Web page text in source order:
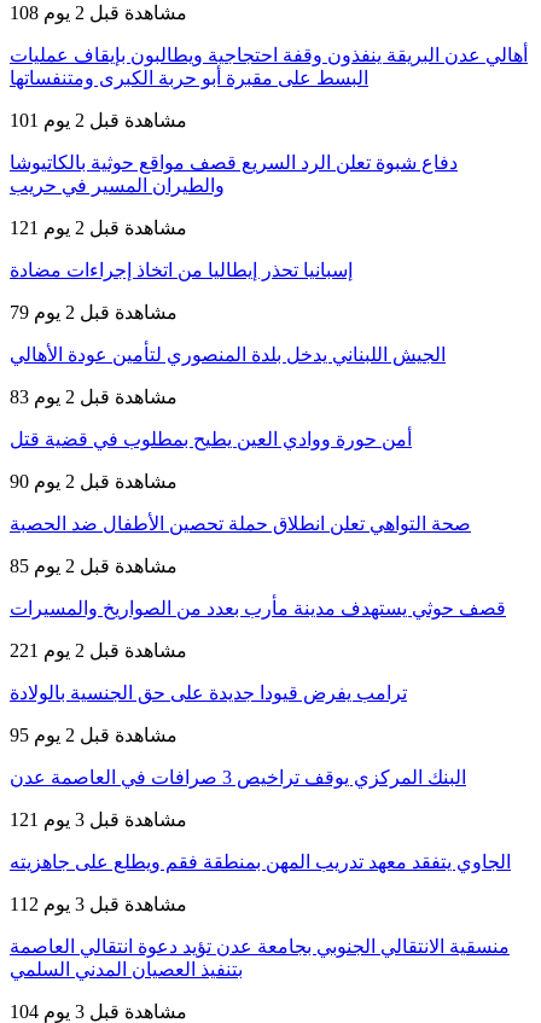
108 مشاهدة قبل 2 يوم
أهالي عدن البريقة ينفذون وقفة احتجاجية ويطالبون بإيقاف عمليات
البسط على مقبرة أبو حربة الكبرى ومتنفساتها
101 مشاهدة قبل 2 يوم
دفاع شبوة تعلن الرد السريع قصف مواقع حوثية بالكاتيوشا
والطيران المسير في حريب
121 مشاهدة قبل 2 يوم
إسبانيا تحذر إيطاليا من اتخاذ إجراءات مضادة
79 مشاهدة قبل 2 يوم
الجيش اللبناني يدخل بلدة المنصوري لتأمين عودة الأهالي
83 مشاهدة قبل 2 يوم
أمن حورة ووادي العين يطيح بمطلوب في قضية قتل
90 مشاهدة قبل 2 يوم
صحة التواهي تعلن انطلاق حملة تحصين الأطفال ضد الحصبة
85 مشاهدة قبل 2 يوم
قصف حوثي يستهدف مدينة مأرب بعدد من الصواريخ والمسيرات
221 مشاهدة قبل 2 يوم
ترامب يفرض قيودا جديدة على حق الجنسية بالولادة
95 مشاهدة قبل 2 يوم
البنك المركزي يوقف تراخيص 3 صرافات في العاصمة عدن
121 مشاهدة قبل 3 يوم
الجاوي يتفقد معهد تدريب المهن بمنطقة فقم ويطلع على جاهزيته
112 مشاهدة قبل 3 يوم
منسقية الانتقالي الجنوبي بجامعة عدن تؤيد دعوة انتقالي العاصمة
بتنفيذ العصيان المدني السلمي
104 مشاهدة قبل 3 يوم